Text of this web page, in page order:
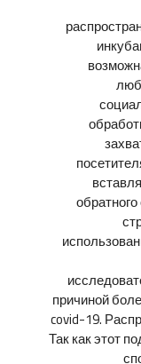
причиной
covid-19.
Так как этот